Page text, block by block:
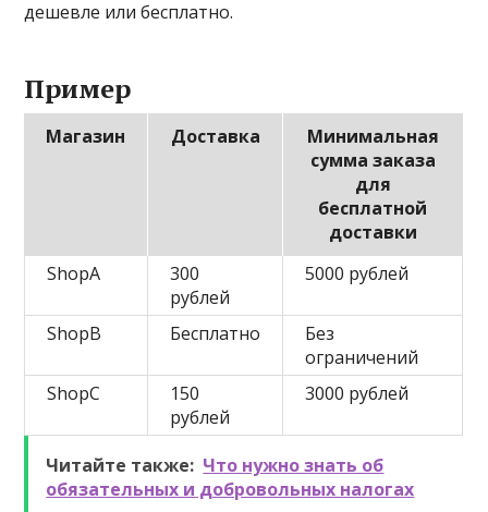
дешевле или бесплатно.
Пример
Магазин Доставка
Минимальная
сумма заказа
для
бесплатной
доставки
ShopA
300
рублей
5000 рублей
ShopB Бесплатно
Без
ограничений
ShopC
150
рублей
3000 рублей
Читайте также: Что нужно знать об
обязательных и добровольных налогах